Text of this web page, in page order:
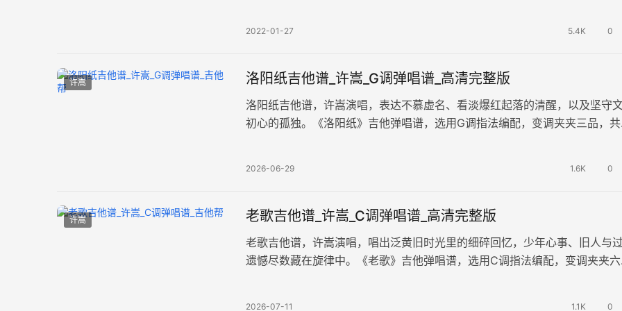
2022-01-27 5.4K 0
许嵩 洛阳纸吉他谱_许嵩_G调弹唱谱_高清完整版
洛阳纸吉他谱，许嵩演唱，表达不慕虚名、看淡爆红起落的清醒，以及坚守
初心的孤独。《洛阳纸》吉他弹唱谱，选用G调指法编配，变调夹夹三品，共
2026-06-29 1.6K 0
许嵩 老歌吉他谱_许嵩_C调弹唱谱_高清完整版
老歌吉他谱，许嵩演唱，唱出泛黄旧时光里的细碎回忆，少年心事、旧人与
遗憾尽数藏在旋律中。《老歌》吉他弹唱谱，选用C调指法编配，变调夹夹六
2026-07-11 1.1K 0